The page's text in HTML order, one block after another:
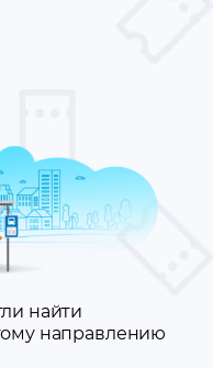
найти
направлению